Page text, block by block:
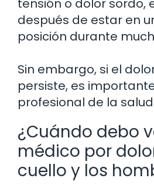
tensión o dolor sordo,
después de estar en
posición durante
Sin embargo, si el
persiste, es
profesional de la
¿Cuándo debo
médico por
cuello y los